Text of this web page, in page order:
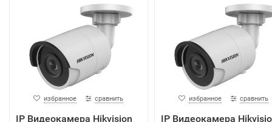
избранное сравнить
IP Видеокамера Hikvision
избранное сравнить
IP Видеокамера